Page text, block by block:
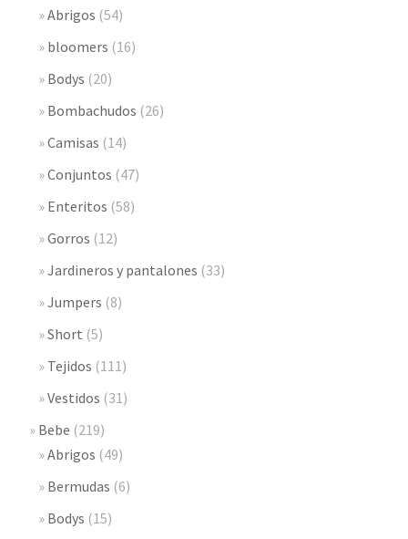
Abrigos (54)
bloomers (16)
Bodys (20)
Bombachudos (26)
Camisas (14)
Conjuntos (47)
Enteritos (58)
Gorros (12)
Jardineros y pantalones (33)
Jumpers (8)
Short (5)
Tejidos (111)
Vestidos (31)
Bebe (219)
Abrigos (49)
Bermudas (6)
Bodys (15)